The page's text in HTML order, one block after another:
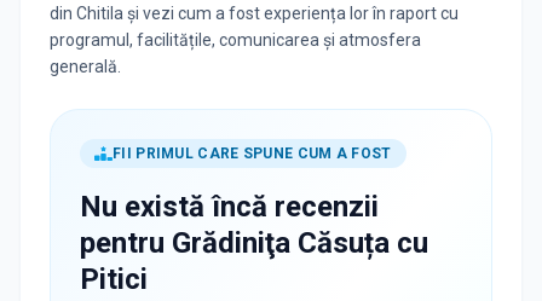
din Chitila și vezi cum a fost experiența lor în raport cu
programul, facilitățile, comunicarea și atmosfera
generală.
FII PRIMUL CARE SPUNE CUM A FOST
Nu există încă recenzii
pentru Grădiniţa Căsuța cu
Pitici